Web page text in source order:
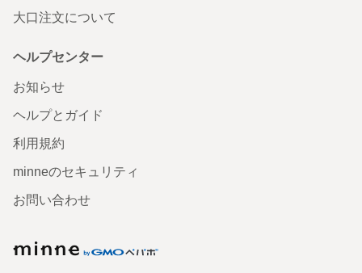
大口注文について
ヘルプセンター
お知らせ
ヘルプとガイド
利用規約
minneのセキュリティ
お問い合わせ